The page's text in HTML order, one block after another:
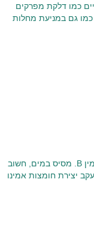
כמו דלקת מפרקים
כמו גם במניעת מחלות
ויטמין או דמוי ויטמין ושנחשב כחלק ממשפחת ויטמין B. מסיס במים, חשוב
יצירת חומצות אמינו